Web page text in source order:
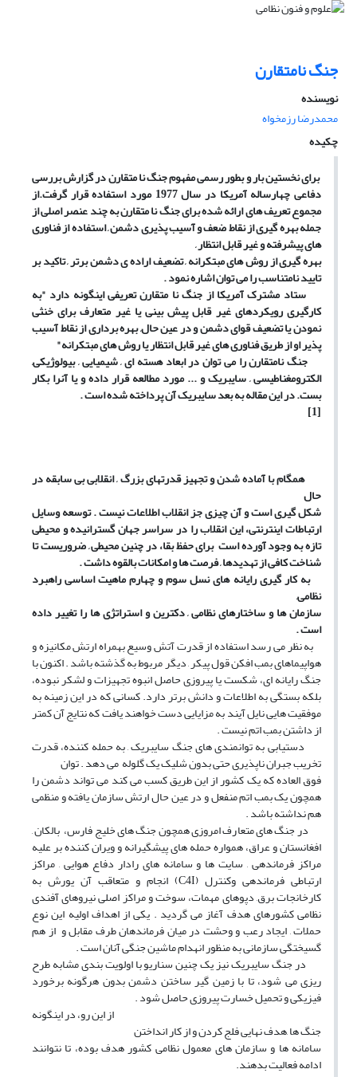
جنگ نامتقارن
نویسنده
محمدرضا رزمخواه
چکیده
برای نخستین بار و بطور رسمی مفهوم جنگ نا متقارن در گزارش بررسی
دفاعی چهارساله آمریکا در سال 1977 مورد استفاده قرار گرفت.از
مجموع تعریف های ارائه شده برای جنگ نا متقارن به چند عنصر اصلی از
جمله بهره گیری از نقاط ضعف و آسیب پذیری دشمن , استفاده از فناوری
های پیشرفته و غیر قابل انتظار ,
بهره گیری از روش های مبتکرانه , تضعیف اراده ی دشمن برتر , تاکید بر
تایید نامتناسب را می توان اشاره نمود .
ستاد مشترک آمریکا از جنگ نا متقارن تعریفی اینگونه دارد "به
کارگیری رویکردهای غیر قابل پیش بینی یا غیر متعارف برای خنثی
نمودن یا تضعیف قوای دشمن و در عین حال, بهره برداری از نقاط آسیب
پذیر او از طریق فناوری های غیر قابل انتظار یا روش های مبتکرانه"
جنگ نامتقارن را می توان در ابعاد هسته ای , شیمیایی , بیولوژیکی,
الکترومغناطیسی , سایبریک و ... مورد مطالعه قرار داده و یا آنرا بکار
بست. در این مقاله به بعد سایبریک آن پرداخته شده است .
[1]
همگام با آماده شدن و تجهیز قدرتهای بزرگ , انقلابی بی سابقه در
حال
شکل گیری است و آن چیزی جز انقلاب اطلاعات نیست . توسعه وسایل
ارتباطات اینترنتی، این انقلاب را در سراسر جهان گسترانیده و محیطی
تازه به وجود آورده است برای حفظ بقا، در چنین محیطی , ضروریست تا
شناخت کافی از تهدیدها , فرصت ها و امکانات بالقوه داشت .
به کار گیری رایانه های نسل سوم و چهارم ماهیت اساسی راهبرد
نظامی,
سازمان ها و ساختارهای نظامی , دکترین و استراتژی ها را تغییر داده
است .
به نظر می رسد استفاده از قدرت آتش وسیع بهمراه ارتش مکانیزه و
هواپیماهای بمب افکن قول پیکر , دیگر مربوط به گذشته باشد . اکنون با
جنگ رایانه ای، شکست یا پیروزی حاصل انبوه تجهیزات و لشکر نبوده،
بلکه بستگی به اطلاعات و دانش برتر دارد. کسانی که در این زمینه به
موفقیت هایی نایل آیند به مزایایی دست خواهند یافت که نتایج آن کمتر
از داشتن بمب اتم نیست .
دستیابی به توانمندی های جنگ سایبریک , به حمله کننده، قدرت
تخریب جبران ناپذیری حتی بدون شلیک یک گلوله می دهد . توان
فوق العاده که یک کشور از این طریق کسب می کند می تواند دشمن را
همچون یک بمب اتم منفعل و در عین حال ارتش سازمان یافته و منظمی
هم نداشته باشد .
در جنگ های متعارف امروزی همچون جنگ های خلیج فارس، بالکان ,
افغانستان و عراق، همواره حمله های پیشگیرانه و ویران کننده بر علیه
مراکز فرماندهی , سایت ها و سامانه های رادار دفاع هوایی , مراکز
ارتباطی فرماندهی وکنترل (C4I) انجام و متعاقب آن یورش به
کارخانجات برق, دپوهای مهمات، سوخت و مراکز اصلی نیروهای آفندی
نظامی کشورهای هدف آغاز می گردید . یکی از اهداف اولیه این نوع
حملات , ایجاد رعب و وحشت در میان فرماندهان طرف مقابل و از هم
گسیختگی سازمانی به منظور انهدام ماشین جنگی آنان است .
در جنگ سایبریک نیز یک چنین سناریو با اولویت بندی مشابه طرح
ریزی می شود، تا با زمین گیر ساختن دشمن بدون هرگونه برخورد
فیزیکی و تحمیل خسارت پیروزی حاصل شود .
از این رو، در اینگونه
جنگ ها ,هدف نهایی فلج کردن و از کار انداختن
سامانه ها و سازمان های معمول نظامی کشور هدف بوده، تا نتوانند
ادامه فعالیت بدهند.